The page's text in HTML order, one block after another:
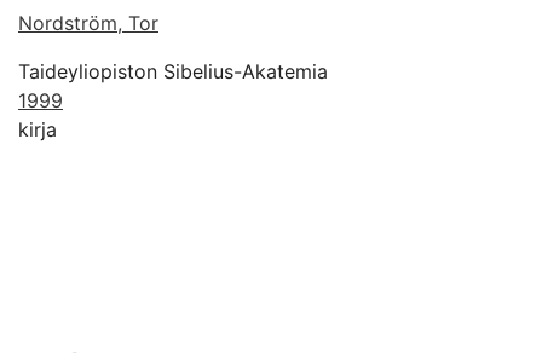
Nordström, Tor
Taideyliopiston Sibelius-Akatemia
1999
kirja